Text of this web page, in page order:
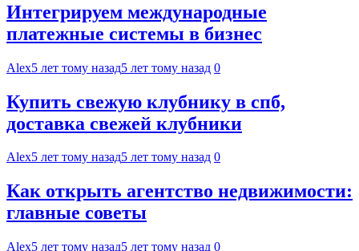
Интегрируем международные
платежные системы в бизнес
Alex5 лет тому назад5 лет тому назад 0
Купить свежую клубнику в спб,
доставка свежей клубники
Alex5 лет тому назад5 лет тому назад 0
Как открыть агентство недвижимости:
главные советы
Alex5 лет тому назад5 лет тому назад 0